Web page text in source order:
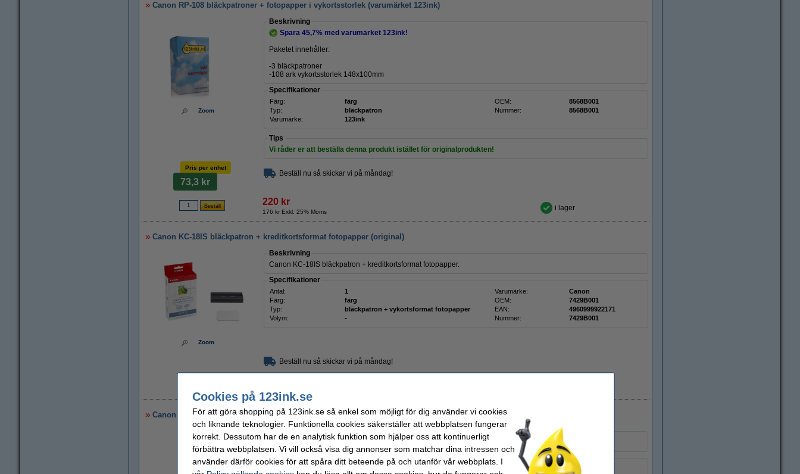
Canon RP-108 bläckpatroner + fotopapper i vykortsstorlek (varumärket 123ink)
Zoom
Beskrivning
Spara 45,7% med varumärket 123ink!
Paketet innehåller:
-3 bläckpatroner
-108 ark vykortsstorlek 148x100mm
Specifikationer
Färg: färg OEM:
8568B001
Typ:
bläckpatron Nummer:
8568B001
Varumärke:
123ink
Tips
Vi råder er att beställa denna produkt istället för originalprodukten!
Pris per enhet
73,3 kr
Beställ nu så skickar vi på måndag!
220 kr
176 kr Exkl. 25% Moms i lager
Canon KC-18IS bläckpatron + kreditkortsformat fotopapper (original)
Zoom
Beskrivning
Canon KC-18IS bläckpatron + kreditkortsformat fotopapper.
Specifikationer
Antal: 1 Varumärke:
Canon
Färg:
färg OEM:
7429B001
Typ:
bläckpatron + vykortsformat fotopapper EAN:
4960999922171
Volym:
- Nummer: 7429B001
Beställ nu så skickar vi på måndag!
Canon KP-36IP bläckpatron och fotopapper (original)
Beskrivning
Canon KP-36IP bläckpatron och fotopapper.
Specifikationer
7737A001AD
Cookies på 123ink.se
För att göra shopping på 123ink.se så enkel som möjligt för dig använder vi cookies
och liknande teknologier. Funktionella cookies säkerställer att webbplatsen fungerar
korrekt. Dessutom har de en analytisk funktion som hjälper oss att kontinuerligt
förbättra webbplatsen. Vi vill också visa dig annonser som matchar dina intressen och
använder därför cookies för att spåra ditt beteende på och utanför vår webbplats. I